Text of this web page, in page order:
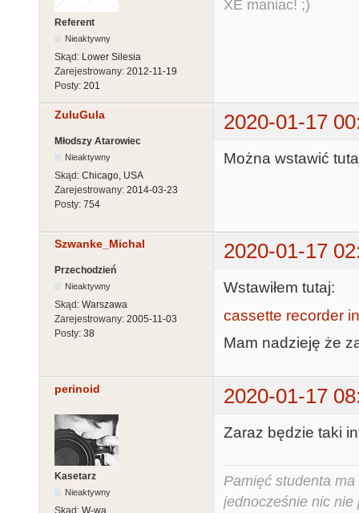
Referent
Nieaktywny
Skąd: Lower Silesia
Zarejestrowany: 2012-11-19
Posty: 201
XE maniac! ;)
ZuluGula 2020-01-17
Młodszy Atarowiec
Nieaktywny
Skąd: Chicago, USA
Zarejestrowany: 2014-03-23
Posty: 754
Można wstawić
Szwanke_Michal 2020-01-17
Przechodzień
Nieaktywny
Skąd: Warszawa
Zarejestrowany: 2005-11-03
Posty: 38
Wstawiłem tutaj:
cassette recorder
Mam nadzieję że
perinoid 2020-01-17
Kasetarz
Nieaktywny
Skąd: W-wa
Zaraz będzie taki
Pamięć studenta
jednocześnie nic nie